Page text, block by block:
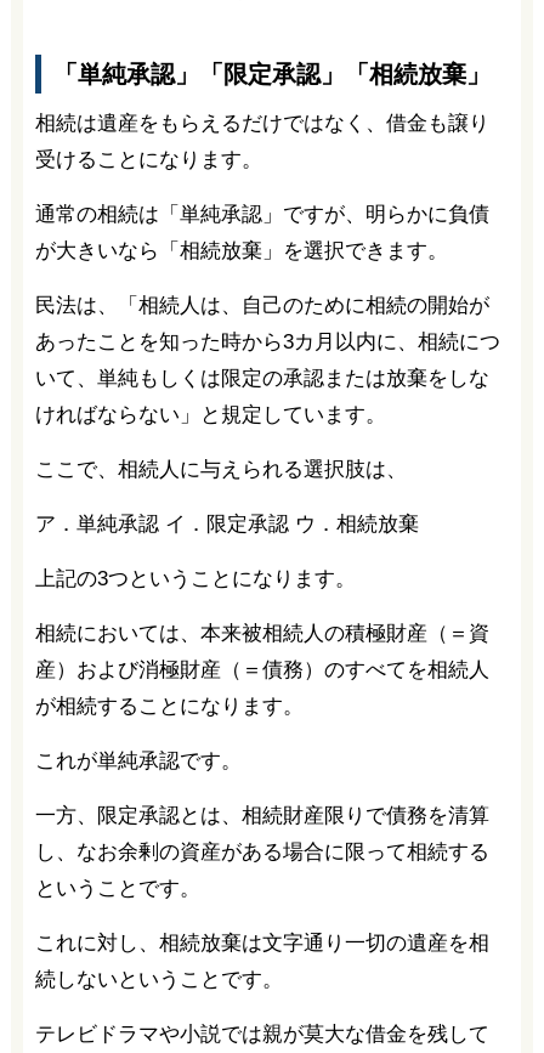
「単純承認」「限定承認」「相続放棄」
相続は遺産をもらえるだけではなく、借金も譲り
受けることになります。
通常の相続は「単純承認」ですが、明らかに負債
が大きいなら「相続放棄」を選択できます。
民法は、「相続人は、自己のために相続の開始が
あったことを知った時から3カ月以内に、相続につ
いて、単純もしくは限定の承認または放棄をしな
ければならない」と規定しています。
ここで、相続人に与えられる選択肢は、
ア．単純承認 イ．限定承認 ウ．相続放棄
上記の3つということになります。
相続においては、本来被相続人の積極財産（＝資
産）および消極財産（＝債務）のすべてを相続人
が相続することになります。
これが単純承認です。
一方、限定承認とは、相続財産限りで債務を清算
し、なお余剰の資産がある場合に限って相続する
ということです。
これに対し、相続放棄は文字通り一切の遺産を相
続しないということです。
テレビドラマや小説では親が莫大な借金を残して